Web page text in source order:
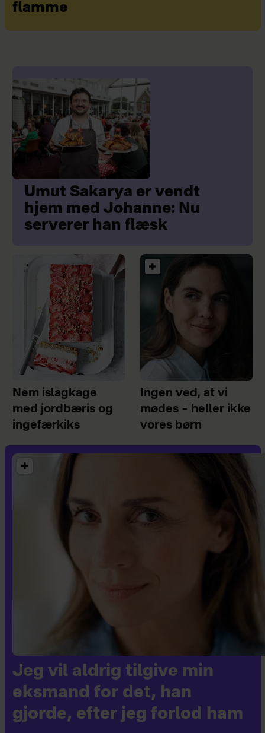
flamme
Umut Sakarya er vendt
hjem med Johanne: Nu
serverer han flæsk
Nem islagkage
med jordbæris og
ingefærkiks
Ingen ved, at vi
mødes – heller ikke
vores børn
Jeg vil aldrig tilgive min
eksmand for det, han
gjorde, efter jeg forlod ham